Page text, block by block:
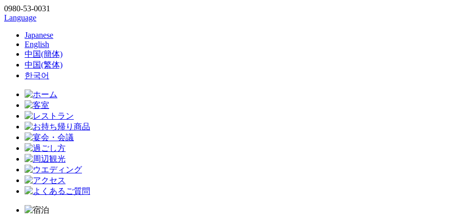
0980-53-0031
Language
Japanese
English
中国(簡体)
中国(繁体)
한국어